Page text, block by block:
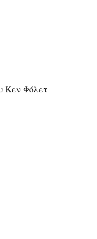
Κεν Φόλετ